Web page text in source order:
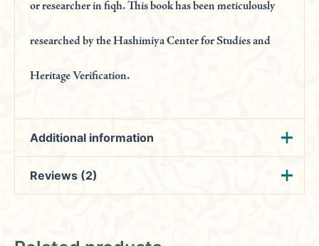
or researcher in fiqh. This book has been meticulously
researched by the Hashimiya Center for Studies and
Heritage Verification.
Additional information
Weight
Reviews (2)